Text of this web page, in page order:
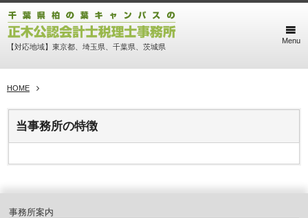
【対応地域】東京都、埼玉県、千葉県、茨城県
Menu
HOME
当事務所の特徴
事務所案内